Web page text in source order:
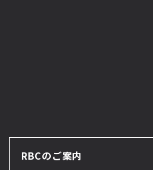
RBCのご案内